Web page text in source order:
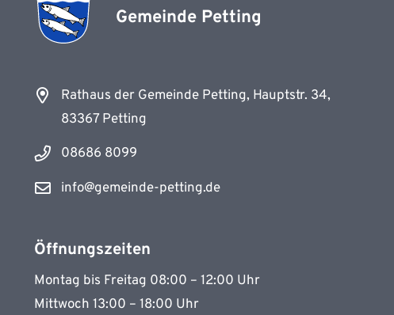
Gemeinde Petting
Rathaus der Gemeinde Petting, Hauptstr. 34,
83367 Petting
08686 8099
info@gemeinde-petting.de
Öffnungszeiten
Montag bis Freitag 08:00 – 12:00 Uhr
Mittwoch 13:00 – 18:00 Uhr